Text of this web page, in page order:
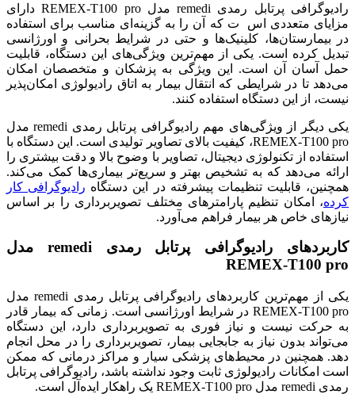
رادیوگرافی پرتابل رمدی remedi مدل REMEX-T100 pro دارای
مزایای متعددی اس ت که آن را به گزینه‌ای مناسب برای استفاده
در بیمارستان‌ها، کلینیک‌ها و حتی در شرایط بحرانی و اورژانسی
تبدیل کرده است. یکی از مهم‌ترین ویژگی‌های این دستگاه، قابلیت
حمل آسان آن است. این ویژگی به پزشکان و متخصصان امکان
می‌دهد تا در شرایطی که انتقال بیمار به اتاق رادیولوژی امکان‌پذیر
نیست، از این دستگاه استفاده کنند.
یکی دیگر از ویژگی‌های مهم رادیوگرافی پرتابل رمدی remedi مدل
REMEX-T100 pro، کیفیت بالای تصاویر تولیدی است. این دستگاه با
استفاده از تکنولوژی دیجیتال، تصاویر با وضوح بالا و دقت بیشتری را
ارائه می‌دهد که به تشخیص بهتر و سریع‌تر بیماری‌ها کمک می‌کند.
همچنین، قابلیت تنظیمات پیشرفته در این دستگاه رادیوگرافی کار
کرده، امکان تنظیم پارامترهای مختلف تصویربرداری را بر اساس
نیازهای خاص هر بیمار فراهم می‌آورد.
کاربردهای رادیوگرافی پرتابل رمدی remedi مدل
REMEX-T100 pro
یکی از مهم‌ترین کاربردهای رادیوگرافی پرتابل رمدی remedi مدل
REMEX-T100 pro در شرایط اورژانسی است. زمانی که بیمار قادر
به حرکت نیست و نیاز فوری به تصویربرداری دارد، این دستگاه
می‌تواند بدون نیاز به جابجایی بیمار، تصویربرداری را در محل انجام
دهد. همچنین در محیط‌های پزشکی سیار و مراکز درمانی که ممکن
است امکانات رادیولوژی ثابت وجود نداشته باشد، رادیوگرافی پرتابل
رمدی remedi مدل REMEX-T100 pro یک راهکار ایده‌آل است.